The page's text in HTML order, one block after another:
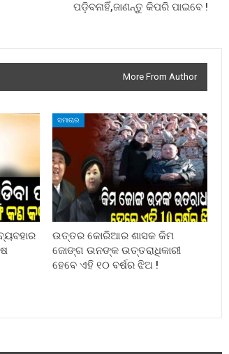
ପଡ଼ିବନାହିଁ,ଜାଣନ୍ତୁ କିପରି ପାଇବେ !
More From Author
ସମାଚାର
ଉତ୍ତର କୋରିଆର ଶାସକ କିମ
ଜୋଙ୍ଗ ଉନଙ୍କ ଉତ୍ତରାଧିକାରୀ
ହେବେ ଏହି ୧୦ ବର୍ଷର ଝିଅ !